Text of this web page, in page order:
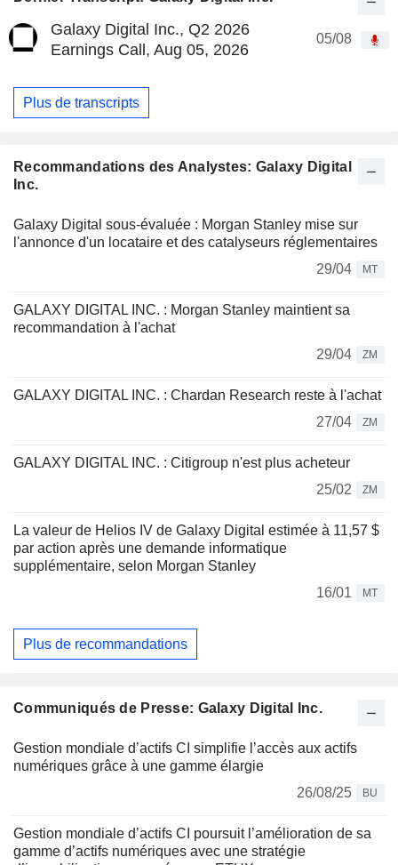
Galaxy Digital Inc., Q2 2026
Earnings Call, Aug 05, 2026
05/08
Plus de transcripts
Recommandations des Analystes: Galaxy Digital
Inc.
Galaxy Digital sous-évaluée : Morgan Stanley mise sur
l'annonce d'un locataire et des catalyseurs réglementaires
29/04
MT
GALAXY DIGITAL INC. : Morgan Stanley maintient sa
recommandation à l'achat
29/04
ZM
GALAXY DIGITAL INC. : Chardan Research reste à l'achat
27/04
ZM
GALAXY DIGITAL INC. : Citigroup n'est plus acheteur
25/02
ZM
La valeur de Helios IV de Galaxy Digital estimée à 11,57 $
par action après une demande informatique
supplémentaire, selon Morgan Stanley
16/01
MT
Plus de recommandations
Communiqués de Presse: Galaxy Digital Inc.
Gestion mondiale d’actifs CI simplifie l’accès aux actifs
numériques grâce à une gamme élargie
26/08/25
BU
Gestion mondiale d’actifs CI poursuit l’amélioration de sa
gamme d’actifs numériques avec une stratégie